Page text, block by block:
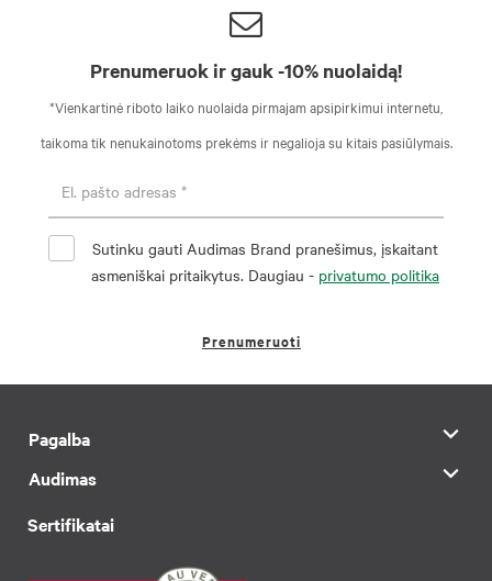
Prenumeruok ir gauk -10% nuolaidą!
*Vienkartinė riboto laiko nuolaida pirmajam apsipirkimui internetu,
taikoma tik nenukainotoms prekėms ir negalioja su kitais pasiūlymais.
Sutinku gauti Audimas Brand pranešimus, įskaitant
asmeniškai pritaikytus. Daugiau - privatumo politika
Prenumeruoti
Pagalba
Audimas
Sertifikatai